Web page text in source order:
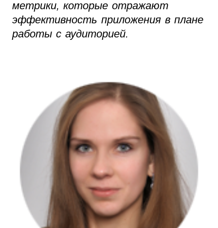
метрики, которые отражают
эффективность приложения в плане
работы с аудиторией.